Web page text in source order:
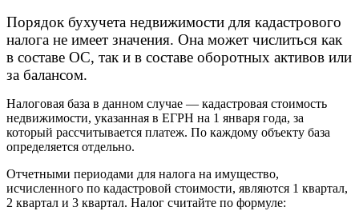
Порядок бухучета недвижимости для кадастрового
налога не имеет значения. Она может числиться как
в составе ОС, так и в составе оборотных активов или
за балансом.
Налоговая база в данном случае — кадастровая стоимость
недвижимости, указанная в ЕГРН на 1 января года, за
который рассчитывается платеж. По каждому объекту база
определяется отдельно.
Отчетными периодами для налога на имущество,
исчисленного по кадастровой стоимости, являются 1 квартал,
2 квартал и 3 квартал. Налог считайте по формуле: